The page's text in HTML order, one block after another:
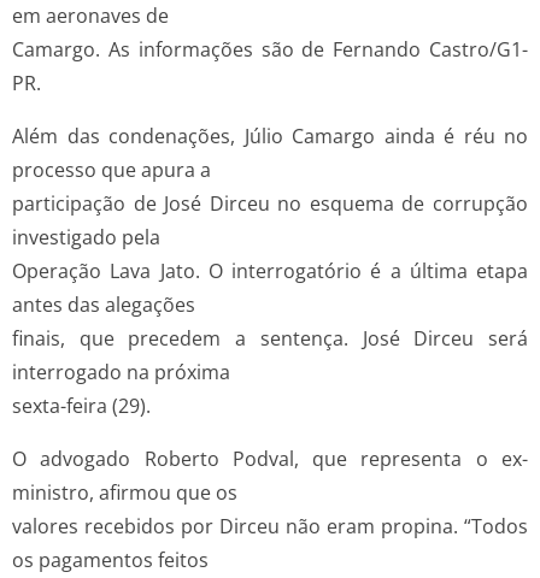
em aeronaves de
Camargo. As informações são de Fernando Castro/G1-
PR.
Além das condenações, Júlio Camargo ainda é réu no
processo que apura a
participação de José Dirceu no esquema de corrupção
investigado pela
Operação Lava Jato. O interrogatório é a última etapa
antes das alegações
finais, que precedem a sentença. José Dirceu será
interrogado na próxima
sexta-feira (29).
O advogado Roberto Podval, que representa o ex-
ministro, afirmou que os
valores recebidos por Dirceu não eram propina. “Todos
os pagamentos feitos